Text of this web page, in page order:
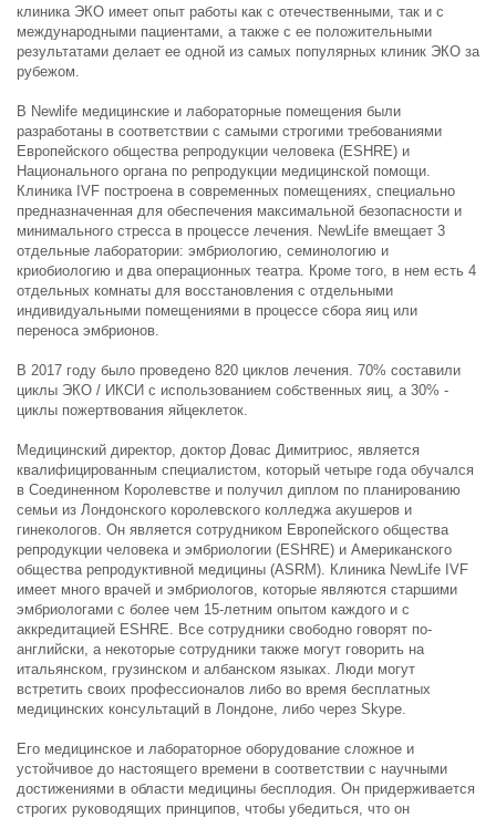
клиника ЭКО имеет опыт работы как с отечественными, так и с
международными пациентами, а также с ее положительными
результатами делает ее одной из самых популярных клиник ЭКО за
рубежом.
В Newlife медицинские и лабораторные помещения были
разработаны в соответствии с самыми строгими требованиями
Европейского общества репродукции человека (ESHRE) и
Национального органа по репродукции медицинской помощи.
Клиника IVF построена в современных помещениях, специально
предназначенная для обеспечения максимальной безопасности и
минимального стресса в процессе лечения. NewLife вмещает 3
отдельные лаборатории: эмбриологию, семинологию и
криобиологию и два операционных театра. Кроме того, в нем есть 4
отдельных комнаты для восстановления с отдельными
индивидуальными помещениями в процессе сбора яиц или
переноса эмбрионов.
В 2017 году было проведено 820 циклов лечения. 70% составили
циклы ЭКО / ИКСИ с использованием собственных яиц, а 30% -
циклы пожертвования яйцеклеток.
Медицинский директор, доктор Довас Димитриос, является
квалифицированным специалистом, который четыре года обучался
в Соединенном Королевстве и получил диплом по планированию
семьи из Лондонского королевского колледжа акушеров и
гинекологов. Он является сотрудником Европейского общества
репродукции человека и эмбриологии (ESHRE) и Американского
общества репродуктивной медицины (ASRM). Клиника NewLife IVF
имеет много врачей и эмбриологов, которые являются старшими
эмбриологами с более чем 15-летним опытом каждого и с
аккредитацией ESHRE. Все сотрудники свободно говорят по-
английски, а некоторые сотрудники также могут говорить на
итальянском, грузинском и албанском языках. Люди могут
встретить своих профессионалов либо во время бесплатных
медицинских консультаций в Лондоне, либо через Skype.
Его медицинское и лабораторное оборудование сложное и
устойчивое до настоящего времени в соответствии с научными
достижениями в области медицины бесплодия. Он придерживается
строгих руководящих принципов, чтобы убедиться, что он